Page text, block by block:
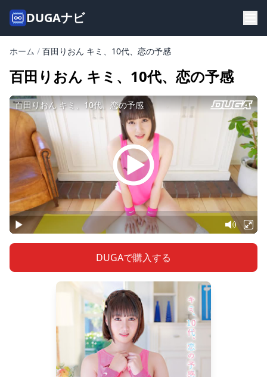
DUGAナビ
ホーム / 百田りおん キミ、10代、恋の予感
百田りおん キミ、10代、恋の予感
DUGAで購入する